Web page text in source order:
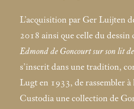
L’acquisition par Ger Luijten
2018 ainsi que celle du
Edmond de Goncourt sur son lit
s’inscrit dans une tradition,
Lugt en 1933, de rassembler
Custodia une collection de